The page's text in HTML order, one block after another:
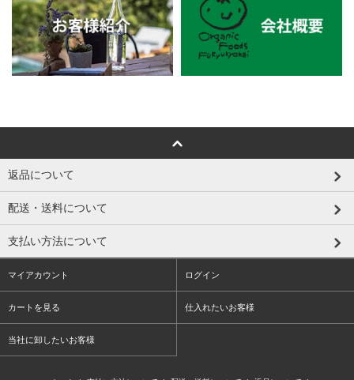
返品について
配送・送料について
支払い方法について
マイアカウント ログイン
カートを見る 仕入れたいお客様
当社に卸したいお客様